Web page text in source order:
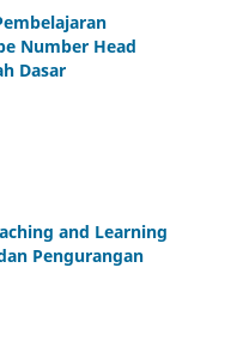
Number Head
Dasar
and Learning
Pengurangan